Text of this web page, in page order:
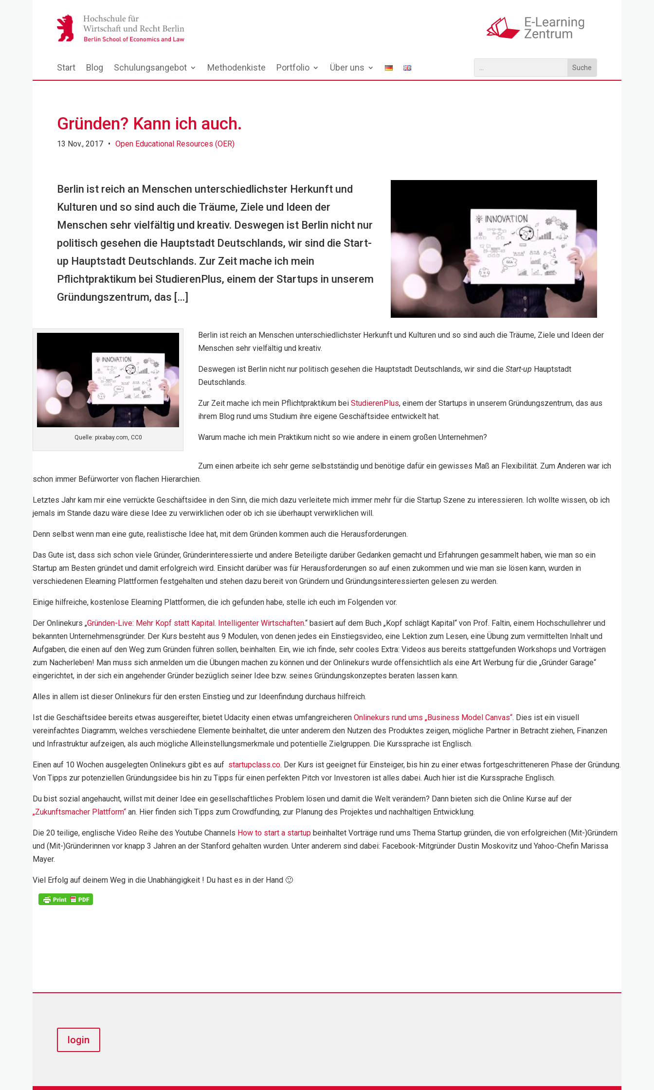
Start Blog Schulungsangebot Methodenkiste Portfolio Über uns
Gründen? Kann ich auch.
13 Nov., 2017 • Open Educational Resources (OER)
Berlin ist reich an Menschen unterschiedlichster Herkunft und
Kulturen und so sind auch die Träume, Ziele und Ideen der
Menschen sehr vielfältig und kreativ. Deswegen ist Berlin nicht nur
politisch gesehen die Hauptstadt Deutschlands, wir sind die Start-
up Hauptstadt Deutschlands. Zur Zeit mache ich mein
Pflichtpraktikum bei StudierenPlus, einem der Startups in unserem
Gründungszentrum, das […]
Quelle: pixabay.com, CC0
Berlin ist reich an Menschen unterschiedlichster Herkunft und Kulturen und so sind auch die Träume, Ziele und Ideen der
Menschen sehr vielfältig und kreativ.
Deswegen ist Berlin nicht nur politisch gesehen die Hauptstadt Deutschlands, wir sind dieStart-up Hauptstadt
Deutschlands.
Zur Zeit mache ich mein Pflichtpraktikum beiStudierenPlus, einem der Startups in unserem Gründungszentrum, das aus
ihrem Blog rund ums Studium ihre eigene Geschäftsidee entwickelt hat.
Warum mache ich mein Praktikum nicht so wie andere in einem großen Unternehmen?
Zum einen arbeite ich sehr gerne selbstständig und benötige dafür ein gewisses Maß an Flexibilität. Zum Anderen war ich
schon immer Befürworter von flachen Hierarchien.
Letztes Jahr kam mir eine verrückte Geschäftsidee in den Sinn, die mich dazu verleitete mich immer mehr für die Startup Szene zu interessieren. Ich wollte wissen, ob ich
jemals im Stande dazu wäre diese Idee zu verwirklichen oder ob ich sie überhaupt verwirklichen will.
Denn selbst wenn man eine gute, realistische Idee hat, mit dem Gründen kommen auch die Herausforderungen.
Das Gute ist, dass sich schon viele Gründer, Gründerinteressierte und andere Beteiligte darüber Gedanken gemacht und Erfahrungen gesammelt haben, wie man so ein
Startup am Besten gründet und damit erfolgreich wird. Einsicht darüber was für Herausforderungen so auf einen zukommen und wie man sie lösen kann, wurden in
verschiedenen Elearning Plattformen festgehalten und stehen dazu bereit von Gründern und Gründungsinteressierten gelesen zu werden.
Einige hilfreiche, kostenlose Elearning Plattformen, die ich gefunden habe, stelle ich euch im Folgenden vor.
Der Onlinekurs „Gründen-Live: Mehr Kopf statt Kapital. Intelligenter Wirtschaften.“ basiert auf dem Buch „Kopf schlägt Kapital“ von Prof. Faltin, einem Hochschullehrer und
bekannten Unternehmensgründer. Der Kurs besteht aus 9 Modulen, von denen jedes ein Einstiegsvideo, eine Lektion zum Lesen, eine Übung zum vermittelten Inhalt und
Aufgaben, die einen auf den Weg zum Gründen führen sollen, beinhalten. Ein, wie ich finde, sehr cooles Extra: Videos aus bereits stattgefunden Workshops und Vorträgen
zum Nacherleben! Man muss sich anmelden um die Übungen machen zu können und der Onlinekurs wurde offensichtlich als eine Art Werbung für die „Gründer Garage“
eingerichtet, in der sich ein angehender Gründer bezüglich seiner Idee bzw. seines Gründungskonzeptes beraten lassen kann.
Alles in allem ist dieser Onlinekurs für den ersten Einstieg und zur Ideenfindung durchaus hilfreich.
Ist die Geschäftsidee bereits etwas ausgereifter, bietet Udacity einen etwas umfangreicherenOnlinekurs rund ums „Business Model Canvas“. Dies ist ein visuell
vereinfachtes Diagramm, welches verschiedene Elemente beinhaltet, die unter anderem den Nutzen des Produktes zeigen, mögliche Partner in Betracht ziehen, Finanzen
und Infrastruktur aufzeigen, als auch mögliche Alleinstellungsmerkmale und potentielle Zielgruppen. Die Kurssprache ist Englisch.
Einen auf 10 Wochen ausgelegten Onlinekurs gibt es auf startupclass.co. Der Kurs ist geeignet für Einsteiger, bis hin zu einer etwas fortgeschritteneren Phase der Gründung.
Von Tipps zur potenziellen Gründungsidee bis hin zu Tipps für einen perfekten Pitch vor Investoren ist alles dabei. Auch hier ist die Kurssprache Englisch.
Du bist sozial angehaucht, willst mit deiner Idee ein gesellschaftliches Problem lösen und damit die Welt verändern? Dann bieten sich die Online Kurse auf der
„Zukunftsmacher Plattform“ an. Hier finden sich Tipps zum Crowdfunding, zur Planung des Projektes und nachhaltigen Entwicklung.
Die 20 teilige, englische Video Reihe des Youtube Channels How to start a startup beinhaltet Vorträge rund ums Thema Startup gründen, die von erfolgreichen (Mit-)Gründern
und (Mit-)Gründerinnen vor knapp 3 Jahren an der Stanford gehalten wurden. Unter anderem sind dabei: Facebook-Mitgründer Dustin Moskovitz und Yahoo-Chefin Marissa
Mayer.
Viel Erfolg auf deinem Weg in die Unabhängigkeit ! Du hast es in der Hand 🙂
login